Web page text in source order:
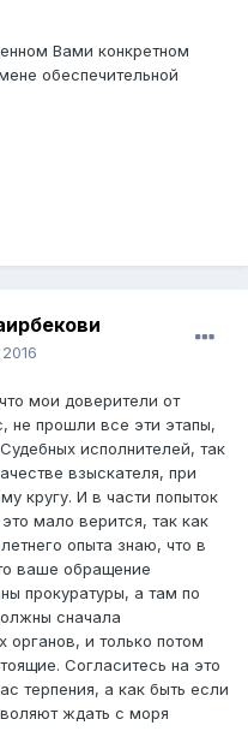
Вами конкретном
обеспечительной
мои доверители от
не прошли все эти этапы,
исполнителей, так
взыскателя, при
кругу. И в части попыток
мало верится, так как
опыта знаю, что в
ваше обращение
прокуратуры, а там по
сначала
органов, и только потом
Согласитесь на это
терпения, а как быть если
ждать с моря